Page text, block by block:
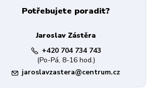
Potřebujete poradit?
Jaroslav Zástěra
+420 704 734 743
(Po-Pá, 8-16 hod.)
jaroslavzastera@centrum.cz